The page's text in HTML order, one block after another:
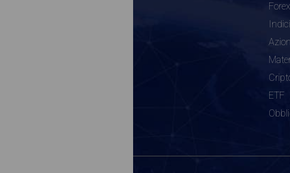
Forex
Indici
ETF